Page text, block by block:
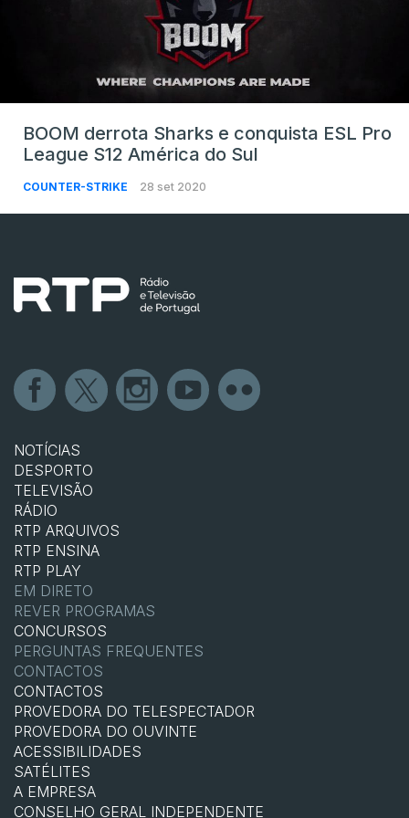
BOOM derrota Sharks e conquista ESL Pro
League S12 América do Sul
COUNTER-STRIKE 28 set 2020
NOTÍCIAS
DESPORTO
TELEVISÃO
RÁDIO
RTP ARQUIVOS
RTP ENSINA
RTP PLAY
EM DIRETO
REVER PROGRAMAS
CONCURSOS
PERGUNTAS FREQUENTES
CONTACTOS
CONTACTOS
PROVEDORA DO TELESPECTADOR
PROVEDORA DO OUVINTE
ACESSIBILIDADES
SATÉLITES
A EMPRESA
CONSELHO GERAL INDEPENDENTE